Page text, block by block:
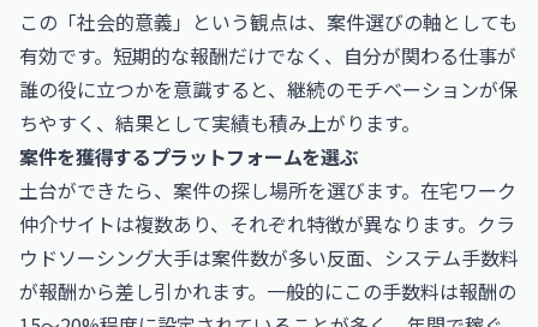
この「社会的意義」という観点は、案件選びの軸としても
有効です。短期的な報酬だけでなく、自分が関わる仕事が
誰の役に立つかを意識すると、継続のモチベーションが保
ちやすく、結果として実績も積み上がります。
案件を獲得するプラットフォームを選ぶ
土台ができたら、案件の探し場所を選びます。在宅ワーク
仲介サイトは複数あり、それぞれ特徴が異なります。クラ
ウドソーシング大手は案件数が多い反面、システム手数料
が報酬から差し引かれます。一般的にこの手数料は報酬の